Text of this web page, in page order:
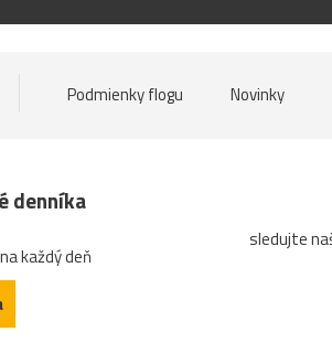
Podmienky flogu Novinky
denníka
každý deň
sledujte